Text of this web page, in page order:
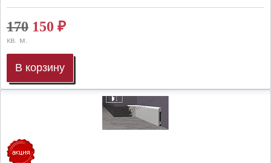
170 150 ₽
кв. м.
В корзину